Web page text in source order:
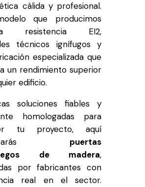
cálida y profesional.
que producimos
resistencia EI2,
técnicos ignífugos y
especializada que
un rendimiento superior
edificio.
soluciones fiables y
homologadas para
tu proyecto, aquí
puertas
de madera,
por fabricantes con
real en el sector.